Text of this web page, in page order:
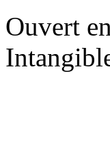
Ouvert